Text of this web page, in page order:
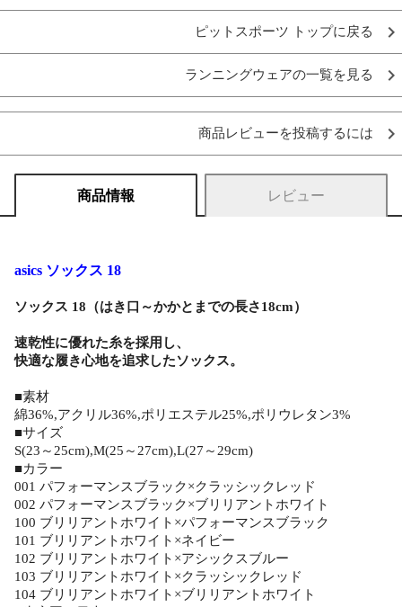
ピットスポーツ トップに戻る
ランニングウェアの一覧を見る
商品レビューを投稿するには
商品情報 レビュー
asics ソックス 18
ソックス 18（はき口～かかとまでの長さ18cm）
速乾性に優れた糸を採用し、
快適な履き心地を追求したソックス。
■素材
綿36%,アクリル36%,ポリエステル25%,ポリウレタン3%
■サイズ
S(23～25cm),M(25～27cm),L(27～29cm)
■カラー
001 パフォーマンスブラック×クラッシックレッド
002 パフォーマンスブラック×ブリリアントホワイト
100 ブリリアントホワイト×パフォーマンスブラック
101 ブリリアントホワイト×ネイビー
102 ブリリアントホワイト×アシックスブルー
103 ブリリアントホワイト×クラッシックレッド
104 ブリリアントホワイト×ブリリアントホワイト